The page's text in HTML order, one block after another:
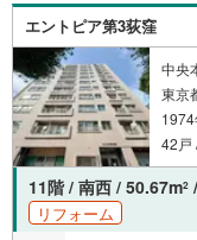
◆物件のご案
え・最寄駅で
ち合わせなど
伝え頂けまし
参ります。も
きます。
エントピア第3荻窪
中央
東京
1974
42戸
11階 / 南西 / 50.67m2
リフォーム